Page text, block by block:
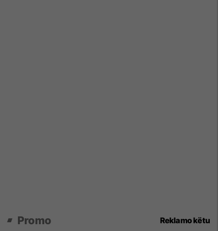
Promo Reklamo këtu